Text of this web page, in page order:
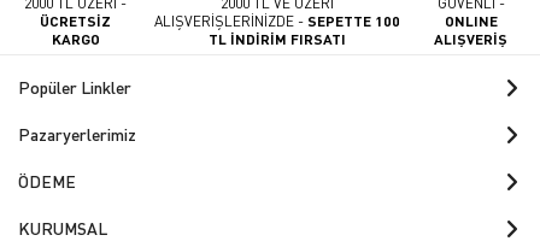
ÜCRETSİZ
KARGO
ALIŞVERİŞLERİNİZDE -SEPETTE 100
TL İNDİRİM FIRSATI
ONLINE
ALIŞVERİŞ
Popüler Linkler
Pazaryerlerimiz
ÖDEME
KURUMSAL